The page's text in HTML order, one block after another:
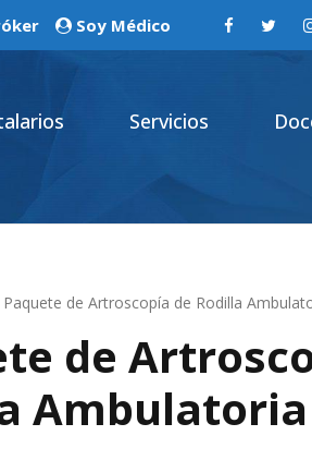
Soy Médico
Servicios
de Artroscopía de Rodilla
de
Ambulatoria